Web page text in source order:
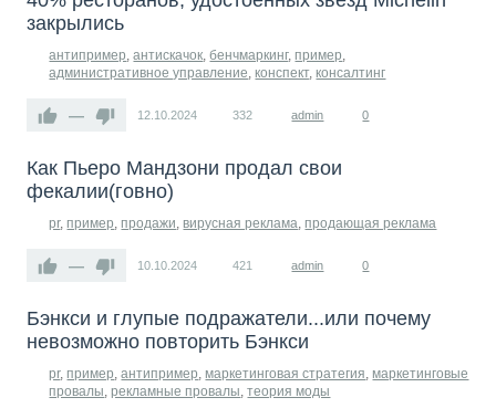
закрылись
антипример,антискачок,бенчмаркинг, пример,
административное управление,конспект,консалтинг
— 12.10.2024 332 admin 0
Как Пьеро Мандзони продал свои
фекалии(говно)
pr, пример, продажи, вирусная реклама, продающая реклама
— 10.10.2024 421 admin 0
Бэнкси и глупые подражатели...или почему
невозможно повторить Бэнкси
pr, пример,антипример, маркетинговая стратегия, маркетинговые
провалы,рекламные провалы,теория моды